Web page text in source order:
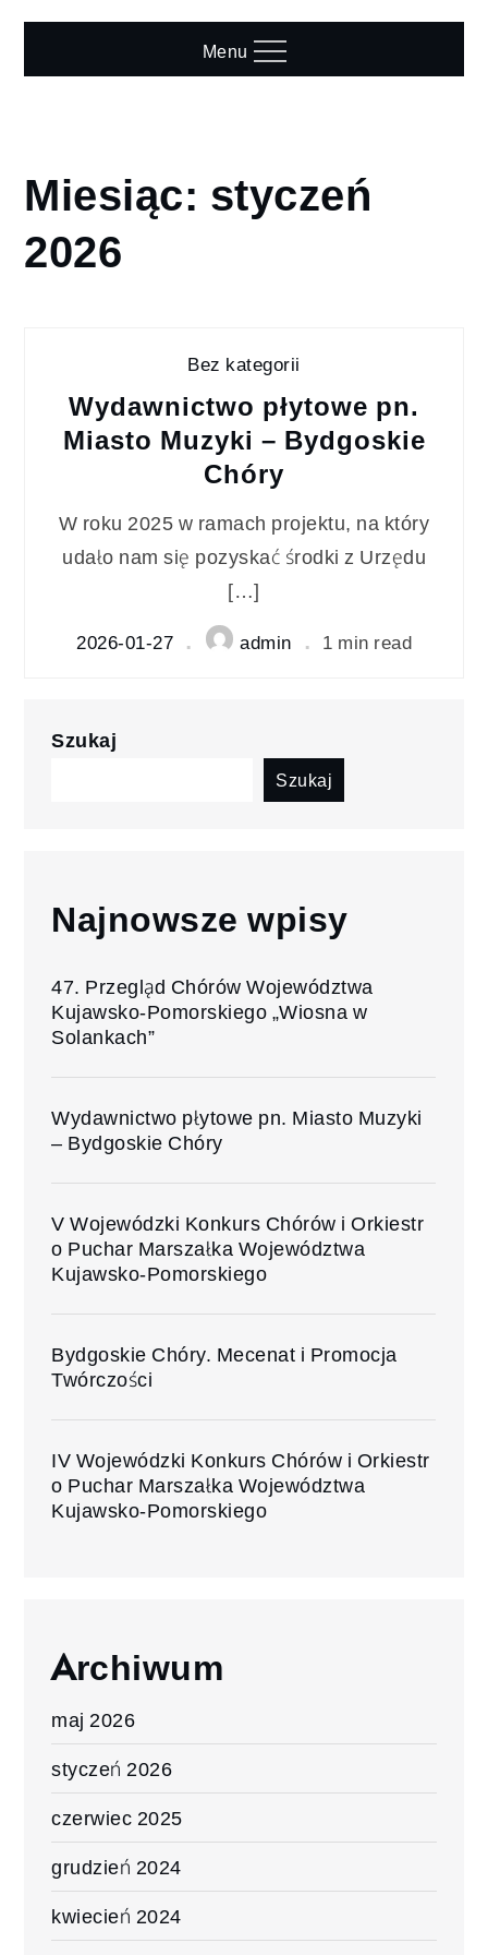
Menu
Home
2026
styczeń
Miesiąc: styczeń
2026
Bez kategorii
Wydawnictwo płytowe pn.
Miasto Muzyki – Bydgoskie
Chóry
W roku 2025 w ramach projektu, na który
udało nam się pozyskać środki z Urzędu
[…]
2026-01-27 admin 1 min read
Szukaj
Szukaj
Najnowsze wpisy
47. Przegląd Chórów Województwa
Kujawsko-Pomorskiego „Wiosna w
Solankach”
Wydawnictwo płytowe pn. Miasto Muzyki
– Bydgoskie Chóry
V Wojewódzki Konkurs Chórów i Orkiestr
o Puchar Marszałka Województwa
Kujawsko-Pomorskiego
Bydgoskie Chóry. Mecenat i Promocja
Twórczości
IV Wojewódzki Konkurs Chórów i Orkiestr
o Puchar Marszałka Województwa
Kujawsko-Pomorskiego
Archiwum
maj 2026
styczeń 2026
czerwiec 2025
grudzień 2024
kwiecień 2024